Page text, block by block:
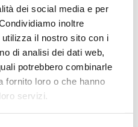
dei social media e per
inoltre
il nostro sito con i
di analisi dei dati web,
potrebbero combinarle
fornito loro o che hanno
servizi.